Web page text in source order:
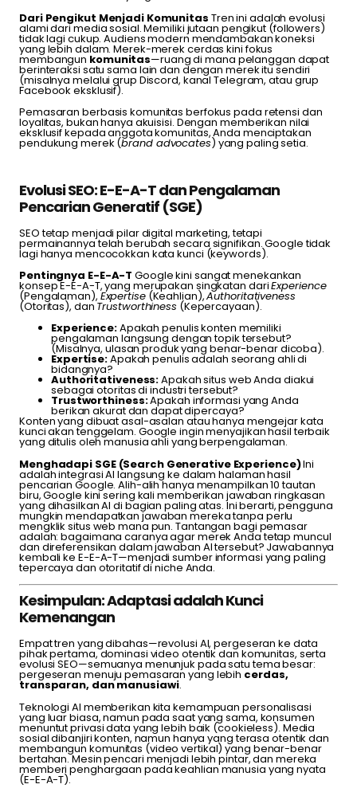
Dari Pengikut Menjadi Komunitas Tren ini adalah evolusi
alami dari media sosial. Memiliki jutaan pengikut (followers)
tidak lagi cukup. Audiens modern mendambakan koneksi
yang lebih dalam. Merek-merek cerdas kini fokus
membangun komunitas—ruang di mana pelanggan dapat
berinteraksi satu sama lain dan dengan merek itu sendiri
(misalnya melalui grup Discord, kanal Telegram, atau grup
Facebook eksklusif).
Pemasaran berbasis komunitas berfokus pada retensi dan
loyalitas, bukan hanya akuisisi. Dengan memberikan nilai
eksklusif kepada anggota komunitas, Anda menciptakan
pendukung merek (brand advocates) yang paling setia.
Evolusi SEO: E-E-A-T dan Pengalaman
Pencarian Generatif (SGE)
SEO tetap menjadi pilar digital marketing, tetapi
permainannya telah berubah secara signifikan. Google tidak
lagi hanya mencocokkan kata kunci (keywords).
Pentingnya E-E-A-T Google kini sangat menekankan
konsep E-E-A-T, yang merupakan singkatan dariExperience
(Pengalaman), Expertise(Keahlian),Authoritativeness
(Otoritas), danTrustworthiness (Kepercayaan).
Experience:Apakah penulis konten memiliki
pengalaman langsung dengan topik tersebut?
(Misalnya, ulasan produk yang benar-benar dicoba).
Expertise:Apakah penulis adalah seorang ahli di
bidangnya?
Authoritativeness:Apakah situs web Anda diakui
sebagai otoritas di industri tersebut?
Trustworthiness:Apakah informasi yang Anda
berikan akurat dan dapat dipercaya?
Konten yang dibuat asal-asalan atau hanya mengejar kata
kunci akan tenggelam. Google ingin menyajikan hasil terbaik
yang ditulis oleh manusia ahli yang berpengalaman.
Menghadapi SGE (Search Generative Experience)Ini
adalah integrasi AI langsung ke dalam halaman hasil
pencarian Google. Alih-alih hanya menampilkan 10 tautan
biru, Google kini sering kali memberikan jawaban ringkasan
yang dihasilkan AI di bagian paling atas. Ini berarti, pengguna
mungkin mendapatkan jawaban mereka tanpa perlu
mengklik situs web mana pun. Tantangan bagi pemasar
adalah: bagaimana caranya agar merek Anda tetap muncul
dan direferensikan dalam jawaban AI tersebut? Jawabannya
kembali ke E-E-A-T—menjadi sumber informasi yang paling
tepercaya dan otoritatif di niche Anda.
Kesimpulan: Adaptasi adalah Kunci
Kemenangan
Empat tren yang dibahas—revolusi AI, pergeseran ke data
pihak pertama, dominasi video otentik dan komunitas, serta
evolusi SEO—semuanya menunjuk pada satu tema besar:
pergeseran menuju pemasaran yang lebih cerdas,
transparan, dan manusiawi.
Teknologi AI memberikan kita kemampuan personalisasi
yang luar biasa, namun pada saat yang sama, konsumen
menuntut privasi data yang lebih baik (cookieless). Media
sosial dibanjiri konten, namun hanya yang terasa otentik dan
membangun komunitas (video vertikal) yang benar-benar
bertahan. Mesin pencari menjadi lebih pintar, dan mereka
memberi penghargaan pada keahlian manusia yang nyata
(E-E-A-T).